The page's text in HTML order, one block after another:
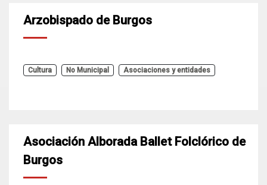
Arzobispado de Burgos
Cultura No Municipal Asociaciones y entidades
Asociación Alborada Ballet Folclórico de
Burgos